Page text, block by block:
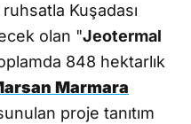
ruhsatla Kuşadası
olan "Jeotermal
848 hektarlık
Marmara
proje tanıtım